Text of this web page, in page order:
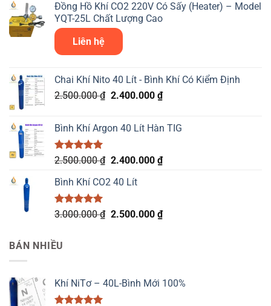
Đồng Hồ Khí CO2 220V Có Sấy (Heater) – Model
YQT-25L Chất Lượng Cao
Liên hệ
Chai Khí Nito 40 Lít - Bình Khí Có Kiểm Định
2.500.000₫ Giá
2.500.000 ₫.
2.400.000 ₫Giá
là:
Bình Khí Argon 40 Lít Hàn TIG
Được xếp
5 sao
2.500.000₫ Giá
là:
2.400.000 ₫Giá
2.400.000 ₫.
Bình Khí CO2 40 Lít
Được xếp
3.000.000₫ Giá
2.500.000 ₫Giá
BÁN NHIỀU
Khí NiTơ – 40L-Bình Mới 100%